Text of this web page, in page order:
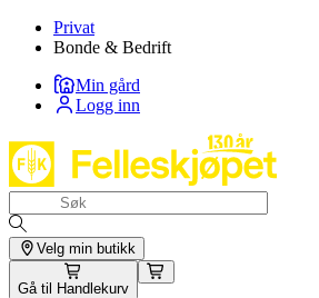
Privat
Bonde & Bedrift
Min gård
Logg inn
Velg min butikk
Gå til Handlekurv